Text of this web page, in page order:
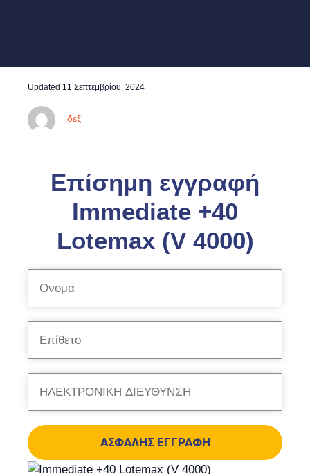
Updated 11 Σεπτεμβρίου, 2024
δεξ
Επίσημη εγγραφή
Immediate +40
Lotemax (V 4000)
ΑΣΦΑΛΉΣ ΕΓΓΡΑΦΉ